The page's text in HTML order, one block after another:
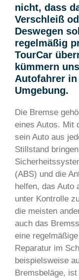
nicht, dass
Verschleiß
Deswegen
regelmäßig
TourCar
kümmern
Autofahrer in
Umgebung.
Die Bremse
eines Autos. Mit
sein Auto aus
Stillstand
(ABS) und die
helfen, das Auto
unter Kontrolle
die meisten
auch das
eine
Reparatur im
beispielsweise
Bremsbeläge,